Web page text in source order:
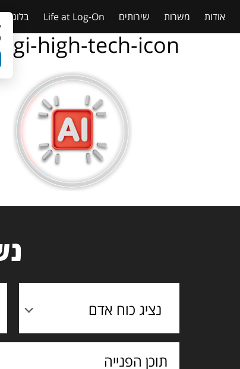
אודות משרות שירותים Life at Log-On בלוג
high-tech-icon
נציג כוח אדם
תוכן